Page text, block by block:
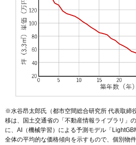
※水谷昂太郎氏（都市空間総合研究所 代表取締
移は、国土交通省の「 不動産情報ライブラリ 」
に、AI（機械学習）による予測モデル「
全体の平均的な価格傾向を示すもので、個別物